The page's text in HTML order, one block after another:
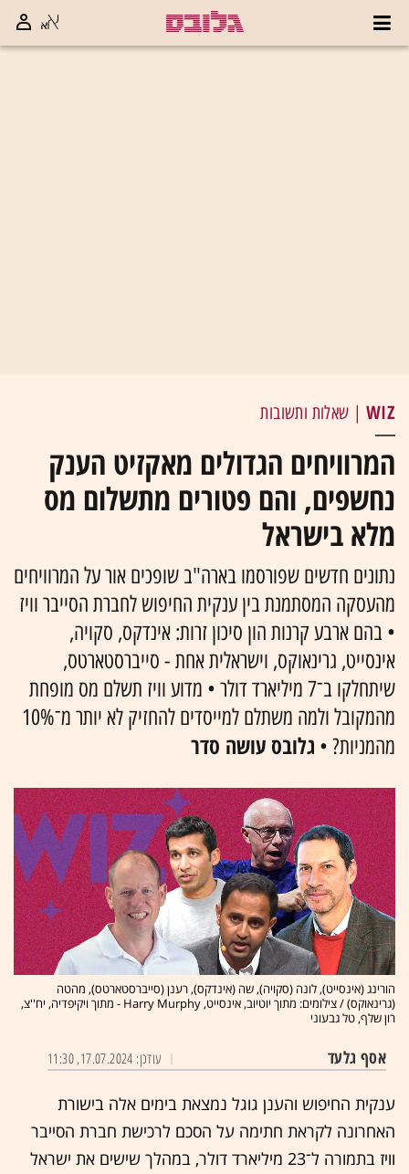
WIZ | שאלות ותשובות
המרוויחים הגדולים מאקזיט הענק
נחשפים, והם פטורים מתשלום מס
מלא בישראל
נתונים חדשים שפורסמו בארה"ב שופכים אור על המרוויחים
מהעסקה המסתמנת בין ענקית החיפוש לחברת הסייבר וויז
• בהם ארבע קרנות הון סיכון זרות: אינדקס, סקויה,
אינסייט, גרינאוקס, וישראלית אחת - סייברסטארטס,
שיתחלקו ב־7 מיליארד דולר • מדוע וויז תשלם מס מופחת
מהמקובל ולמה משתלם למייסדים להחזיק לא יותר מ־10%
מהמניות? • גלובס עושה סדר
הורינג (אינסייט), לונה (סקויה), שה (אינדקס), רענן (סייברסטארטס), מהטה
(גרינאוקס) / צילומים: מתוך יוטיוב, אינסייט, Harry Murphy - מתוך ויקיפדיה, יח''צ,
רון שלף, טל גבעוני
אסף גלעד עודכן: 17.07.2024, 11:30
ענקית החיפוש והענן גוגל נמצאת בימים אלה בישורת
האחרונה לקראת חתימה על הסכם לרכישת חברת הסייבר
וויז בתמורה ל־23 מיליארד דולר, במהלך שישים את ישראל